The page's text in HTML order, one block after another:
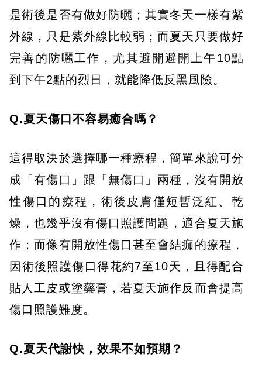
是術後是否有做好防曬；其實冬天一樣有紫
外線，只是紫外線比較弱；而夏天只要做好
完善的防曬工作，尤其避開避開上午10點
到下午2點的烈日，就能降低反黑風險。
Q.夏天傷口不容易癒合嗎？
這得取決於選擇哪一種療程，簡單來說可分
成「有傷口」跟「無傷口」兩種，沒有開放
性傷口的療程，術後皮膚僅短暫泛紅、乾
燥，也幾乎沒有傷口照護問題，適合夏天施
作；而像有開放性傷口甚至會結痂的療程，
因術後照護傷口得花約7至10天，且得配合
貼人工皮或塗藥膏，若夏天施作反而會提高
傷口照護難度。
Q.夏天代謝快，效果不如預期？